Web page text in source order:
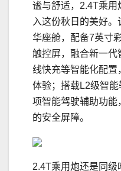
谧与舒适，2.4T乘用
入这份秋日的美好
华座舱，配备7英寸
触控屏，融合新一
线快充等智能化配
体验；搭载L2级智
项智能驾驶辅助功能
的安全屏障。
2.4T乘用炮还是同